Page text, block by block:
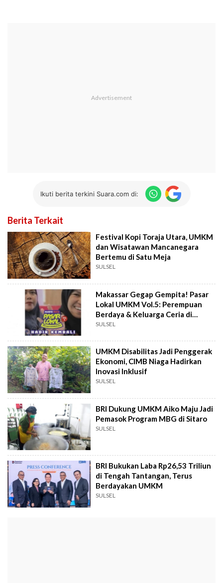
Ikuti berita terkini Suara.com di:
Berita Terkait
Festival Kopi Toraja Utara, UMKM
dan Wisatawan Mancanegara
Bertemu di Satu Meja
SULSEL
Makassar Gegap Gempita! Pasar
Lokal UMKM Vol.5: Perempuan
Berdaya & Keluarga Ceria di
Phinisi Point
SULSEL
UMKM Disabilitas Jadi Penggerak
Ekonomi, CIMB Niaga Hadirkan
Inovasi Inklusif
SULSEL
BRI Dukung UMKM Aiko Maju Jadi
Pemasok Program MBG di Sitaro
SULSEL
BRI Bukukan Laba Rp26,53 Triliun
di Tengah Tantangan, Terus
Berdayakan UMKM
SULSEL